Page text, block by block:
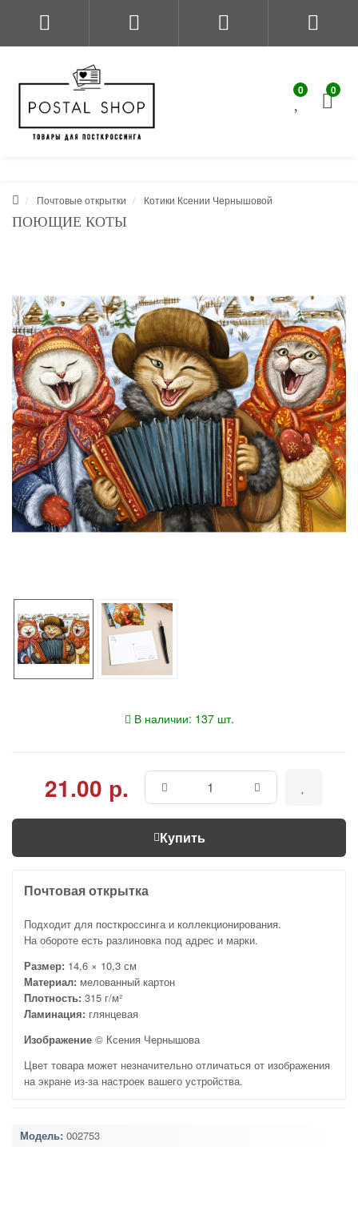
0 0
Почтовые открытки Котики Ксении Чернышовой
ПОЮЩИЕ КОТЫ
В наличии: 137 шт.
21.00 р.
Купить
Почтовая открытка
Подходит для посткроссинга и коллекционирования.
На обороте есть разлиновка под адрес и марки.
Размер: 14,6 × 10,3 см
Материал: мелованный картон
Плотность: 315 г/м²
Ламинация: глянцевая
Изображение © Ксения Чернышова
Цвет товара может незначительно отличаться от изображения
на экране из-за настроек вашего устройства.
Модель: 002753